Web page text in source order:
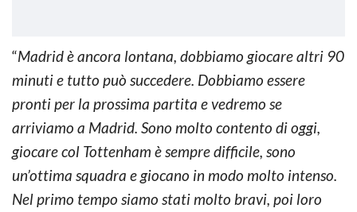
“Madrid è ancora lontana, dobbiamo giocare altri 90
minuti e tutto può succedere. Dobbiamo essere
pronti per la prossima partita e vedremo se
arriviamo a Madrid. Sono molto contento di oggi,
giocare col Tottenham è sempre difficile, sono
un’ottima squadra e giocano in modo molto intenso.
Nel primo tempo siamo stati molto bravi, poi loro